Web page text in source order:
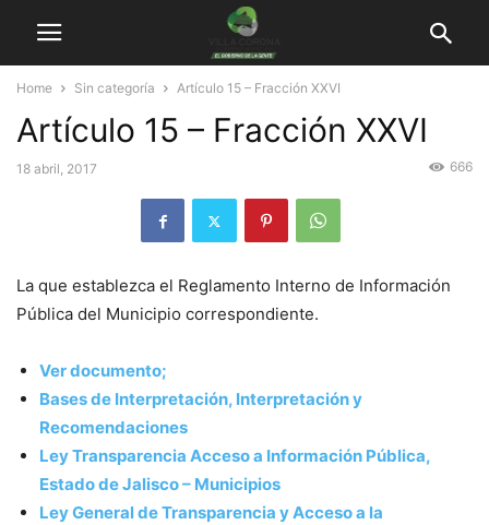
Home Sin categoría Artículo 15 – Fracción XXVI
Artículo 15 – Fracción XXVI
18 abril, 2017 666
La que establezca el Reglamento Interno de Información
Pública del Municipio correspondiente.
Ver documento;
Bases de Interpretación, Interpretación y
Recomendaciones
Ley Transparencia Acceso a Información Pública,
Estado de Jalisco – Municipios
Ley General de Transparencia y Acceso a la